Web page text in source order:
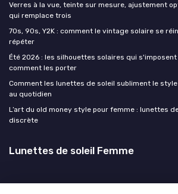
Verres à la vue, teinte sur mesure, ajustement
qui remplace trois
70s, 90s, Y2K : comment le vintage solaire se
répéter
Été 2026 : les silhouettes solaires qui
comment les porter
Comment les lunettes de soleil subliment le
au quotidien
L’art du old money style pour femme : lunettes
discrète
Lunettes de soleil Femme